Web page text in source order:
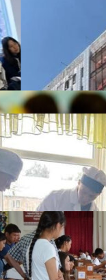
АЛДЫ
заказ
«Кут Билим»
долбоору
Долбоордун